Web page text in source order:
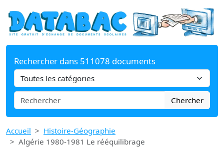
Rechercher dans 511078 documents
Chercher
Accueil
Histoire-Géographie
Algérie 1980-1981 Le rééquilibrage